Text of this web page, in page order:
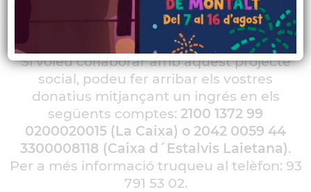
fronteres
Si voleu col·laborar amb aquest projecte
social, podeu fer arribar els vostres
donatius mitjançant un ingrés en els
següents comptes: 2100 1372 99
0200020015 (La Caixa) o 2042 0059 44
3300008118 (Caixa d´Estalvis Laietana).
Per a més informació truqueu al telèfon: 93
791 53 02.